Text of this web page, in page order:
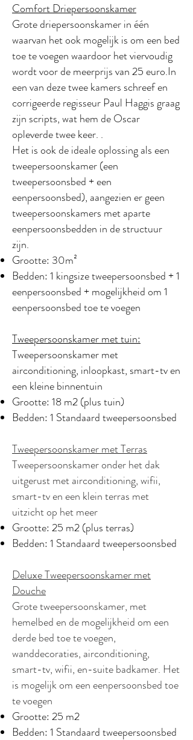
Comfort Driepersoonskamer
Grote driepersoonskamer in één
waarvan het ook mogelijk is om een bed
toe te voegen waardoor het viervoudig
wordt voor de meerprijs van 25 euro.In
een van deze twee kamers schreef en
corrigeerde regisseur Paul Haggis graag
zijn scripts, wat hem de Oscar
opleverde twee keer. .
Het is ook de ideale oplossing als een
tweepersoonskamer (een
tweepersoonsbed + een
eenpersoonsbed), aangezien er geen
tweepersoonskamers met aparte
eenpersoonsbedden in de structuur
zijn.
Grootte: 30m²
Bedden: 1 kingsize tweepersoonsbed + 1
eenpersoonsbed + mogelijkheid om 1
eenpersoonsbed toe te voegen
Tweepersoonskamer met tuin:
Tweepersoonskamer met
airconditioning, inloopkast, smart-tv en
een kleine binnentuin
Grootte: 18 m2 (plus tuin)
Bedden: 1 Standaard tweepersoonsbed
Tweepersoonskamer met Terras
Tweepersoonskamer onder het dak
uitgerust met airconditioning, wifii,
smart-tv en een klein terras met
uitzicht op het meer
Grootte: 25 m2 (plus terras)
Bedden: 1 Standaard tweepersoonsbed
Deluxe Tweepersoonskamer met
Douche
Grote tweepersoonskamer, met
hemelbed en de mogelijkheid om een
derde bed toe te voegen,
wanddecoraties, airconditioning,
smart-tv, wifii, en-suite badkamer. Het
is mogelijk om een eenpersoonsbed toe
te voegen
Grootte: 25 m2
Bedden: 1 Standaard tweepersoonsbed